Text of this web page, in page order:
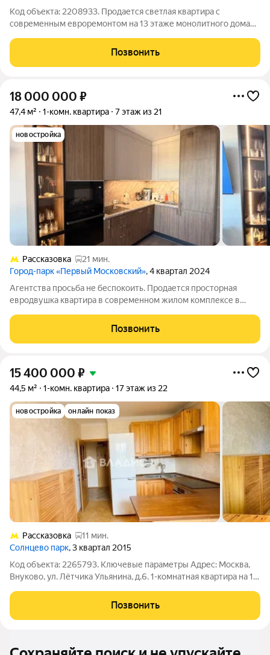
Код объекта: 2208933. Продается светлая квартира с
современным евроремонтом на 13 этаже монолитного дома
минуты: продуманная планировка и большой кухонный блок
создают ощущение простора и
Позвонить
18 000 000 ₽
47,4 м² 1-комн. квартира 7 этаж из 21
новостройка
Рассказовка
21 мин.
Город-парк «Первый Московский», 4 квартал 2024
Агентства просьба не беспокоить. Продается просторная
евродвушка квартира в современном жилом комплексе в
квартиры составляет 47.4 квадратных метра, кухня 18.1
квадратных метра. Квартира
Позвонить
15 400 000 ₽
44,5 м² 1-комн. квартира 17 этаж из 22
новостройка онлайн показ
Рассказовка
11 мин.
Солнцево парк, 3 квартал 2015
Код объекта: 2265793. Ключевые параметры Адрес: Москва,
Внуково, ул. Лётчика Ульянина, д.6. 1-комнатная квартира на 17-
площадь 44,5 м, жилая 22,4 м, кухня 12,8 м, высота потолков 2,6
м. Наземная
Позвонить